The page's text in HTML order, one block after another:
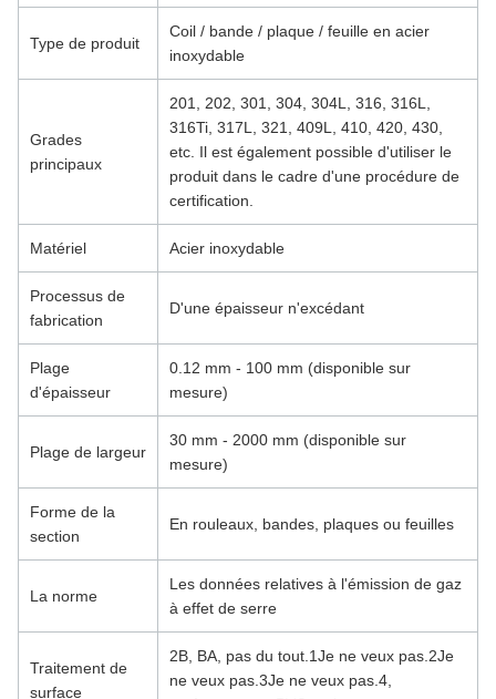
Type de produit
Coil / bande / plaque / feuille en acier
inoxydable
Grades
principaux
201, 202, 301, 304, 304L, 316, 316L,
316Ti, 317L, 321, 409L, 410, 420, 430,
etc. Il est également possible d'utiliser le
produit dans le cadre d'une procédure de
certification.
Matériel Acier inoxydable
Processus de
fabrication
D'une épaisseur n'excédant
Plage
d'épaisseur
0.12 mm - 100 mm (disponible sur
mesure)
Plage de largeur
30 mm - 2000 mm (disponible sur
mesure)
Forme de la
section
En rouleaux, bandes, plaques ou feuilles
La norme
Les données relatives à l'émission de gaz
à effet de serre
Traitement de
surface
2B, BA, pas du tout.1Je ne veux pas.2Je
ne veux pas.3Je ne veux pas.4,